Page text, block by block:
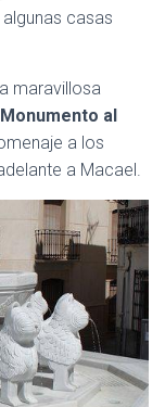
casas
maravillosa
Monumento al
a los
a Macael.